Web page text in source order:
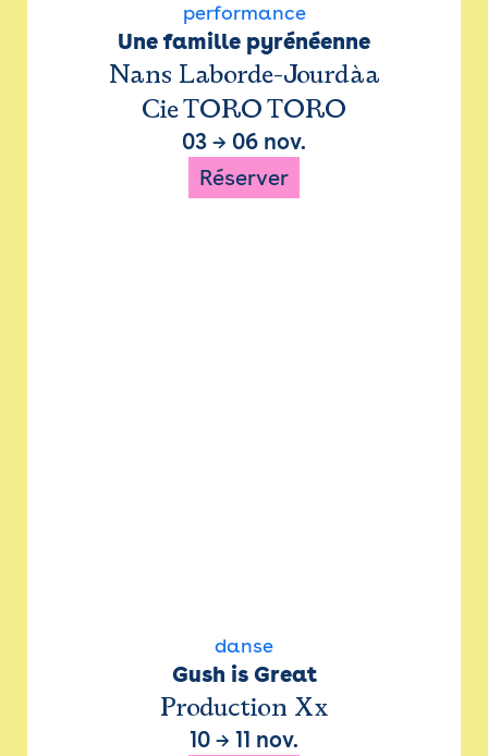
performance
Une famille pyrénéenne
Nans Laborde-Jourdàa
Cie TORO TORO
03 → 06 nov.
Réserver
danse
Gush is Great
Production Xx
10 → 11 nov.